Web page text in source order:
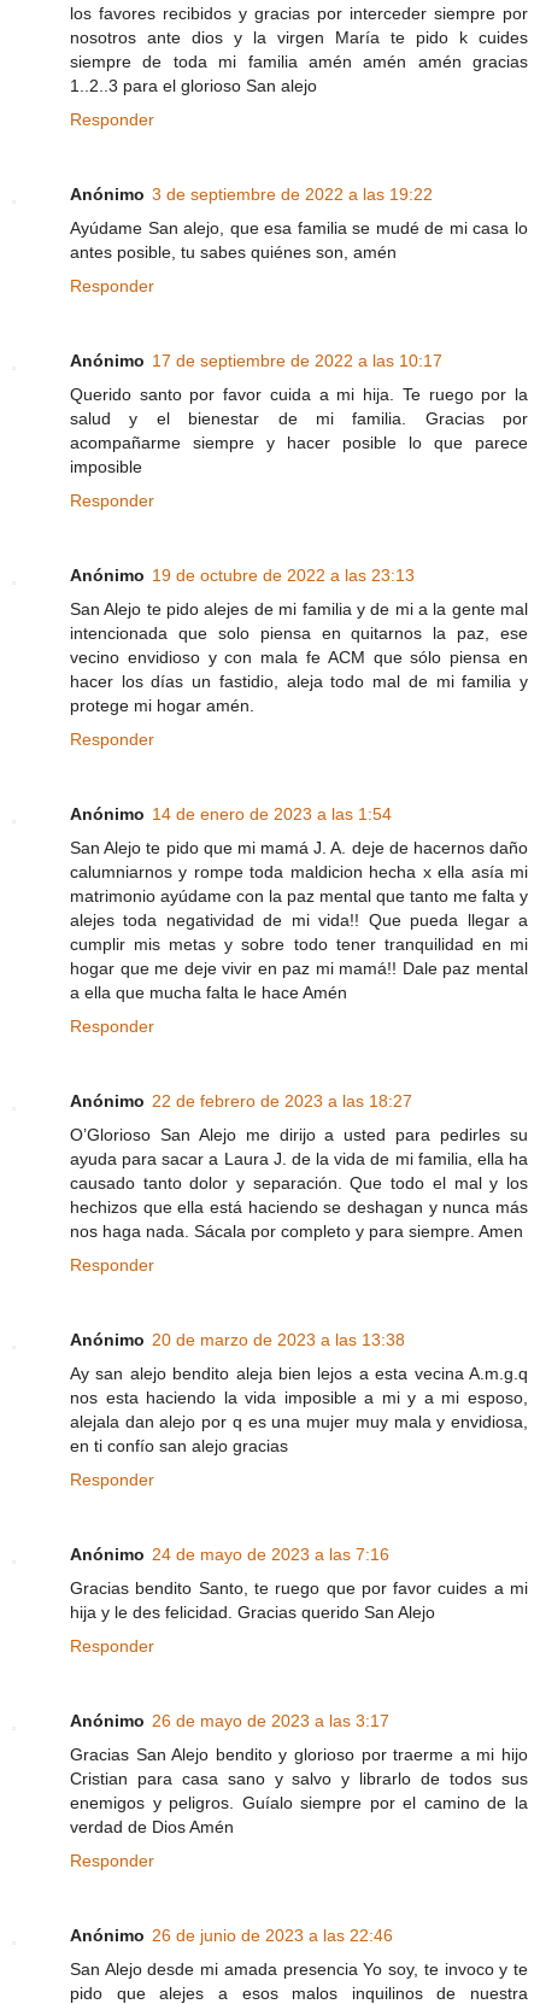
los favores recibidos y gracias por interceder siempre por
nosotros ante dios y la virgen María te pido k cuides
siempre de toda mi familia amén amén amén gracias
1..2..3 para el glorioso San alejo
Responder
Anónimo 3 de septiembre de 2022 a las 19:22
Ayúdame San alejo, que esa familia se mudé de mi casa lo
antes posible, tu sabes quiénes son, amén
Responder
Anónimo 17 de septiembre de 2022 a las 10:17
Querido santo por favor cuida a mi hija. Te ruego por la
salud y el bienestar de mi familia. Gracias por
acompañarme siempre y hacer posible lo que parece
imposible
Responder
Anónimo 19 de octubre de 2022 a las 23:13
San Alejo te pido alejes de mi familia y de mi a la gente mal
intencionada que solo piensa en quitarnos la paz, ese
vecino envidioso y con mala fe ACM que sólo piensa en
hacer los días un fastidio, aleja todo mal de mi familia y
protege mi hogar amén.
Responder
Anónimo 14 de enero de 2023 a las 1:54
San Alejo te pido que mi mamá J. A. deje de hacernos daño
calumniarnos y rompe toda maldicion hecha x ella asía mi
matrimonio ayúdame con la paz mental que tanto me falta y
alejes toda negatividad de mi vida!! Que pueda llegar a
cumplir mis metas y sobre todo tener tranquilidad en mi
hogar que me deje vivir en paz mi mamá!! Dale paz mental
a ella que mucha falta le hace Amén
Responder
Anónimo 22 de febrero de 2023 a las 18:27
O’Glorioso San Alejo me dirijo a usted para pedirles su
ayuda para sacar a Laura J. de la vida de mi familia, ella ha
causado tanto dolor y separación. Que todo el mal y los
hechizos que ella está haciendo se deshagan y nunca más
nos haga nada. Sácala por completo y para siempre. Amen
Responder
Anónimo 20 de marzo de 2023 a las 13:38
Ay san alejo bendito aleja bien lejos a esta vecina A.m.g.q
nos esta haciendo la vida imposible a mi y a mi esposo,
alejala dan alejo por q es una mujer muy mala y envidiosa,
en ti confío san alejo gracias
Responder
Anónimo 24 de mayo de 2023 a las 7:16
Gracias bendito Santo, te ruego que por favor cuides a mi
hija y le des felicidad. Gracias querido San Alejo
Responder
Anónimo 26 de mayo de 2023 a las 3:17
Gracias San Alejo bendito y glorioso por traerme a mi hijo
Cristian para casa sano y salvo y librarlo de todos sus
enemigos y peligros. Guíalo siempre por el camino de la
verdad de Dios Amén
Responder
Anónimo 26 de junio de 2023 a las 22:46
San Alejo desde mi amada presencia Yo soy, te invoco y te
pido que alejes a esos malos inquilinos de nuestra